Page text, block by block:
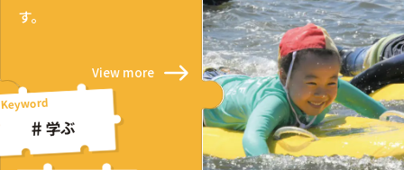
す。
View more
学ぶ